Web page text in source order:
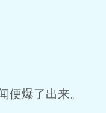
便爆了出来。